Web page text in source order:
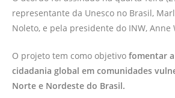
representante da Unesco no Brasil,
Noleto, e pela presidente do INW, Anne
O projeto tem como objetivo fomentar
cidadania global em comunidades
Norte e Nordeste do Brasil.